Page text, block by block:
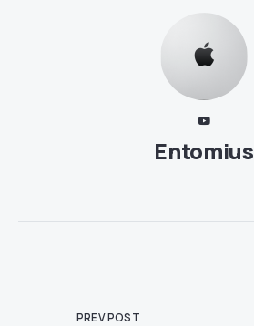
Entomius
PREV POST